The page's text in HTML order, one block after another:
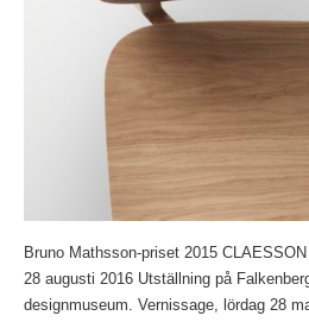
Bruno Mathsson-priset 2015
28 augusti 2016 Utställning på
designmuseum. Vernissage, lördag 28